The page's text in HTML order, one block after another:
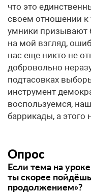
что это
своем отношении к
умники призывают
на мой взгляд,
нас еще никто не
добровольно
подтасовках
инструмент
воспользуемся,
баррикады, а этого
Опрос
Если тема на
ты скорее
продолжением»?